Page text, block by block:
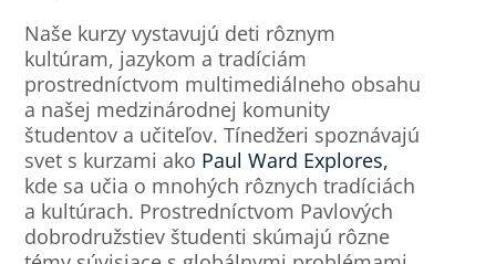
Naše kurzy vystavujú deti rôznym
kultúram, jazykom a tradíciám
prostredníctvom multimediálneho obsahu
a našej medzinárodnej komunity
študentov a učiteľov. Tínedžeri spoznávajú
svet s kurzami ako Paul Ward Explores,
kde sa učia o mnohých rôznych tradíciách
a kultúrach. Prostredníctvom Pavlových
dobrodružstiev študenti skúmajú rôzne